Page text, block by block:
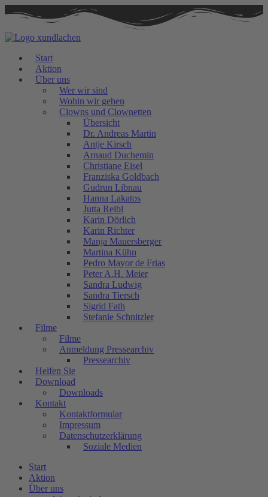
Inhalt
springen
Start
Aktion
Über uns
Wer wir sind
Wohin wir gehen
Clowns und Clownetten
Übersicht
Dr. Andreas Martin
Antje Kirsch
Arnaud Duchemin
Christiane Eisel
Franziska Goldbach
Gudrun Libnau
Hanna Lakatos
Jutta Reibl
Karin Dörlich
Karin Richter
Manja Mauersberger
Martina Kühn
Pedro Mayor de Frias
Peter A.H. Meier
Sandra Ludwig
Sandra Tiersch
Sigrid Fath
Stefanie Schnitzler
Filme
Filme
Anmeldung Pressearchiv
Pressearchiv
Helfen Sie
Download
Downloads
Kontakt
Kontaktformular
Impressum
Datenschutzerklärung
Soziale Medien
Start
Aktion
Über uns